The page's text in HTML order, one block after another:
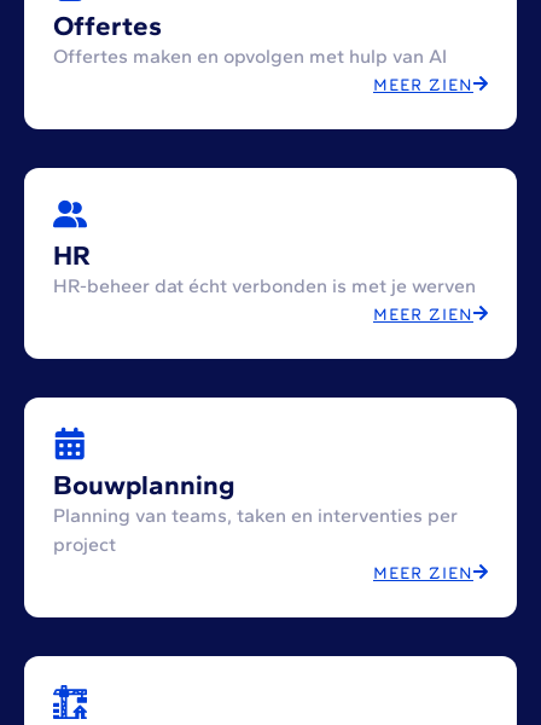
Offertes
Offertes maken en opvolgen met hulp van AI
MEER ZIEN
HR
HR-beheer dat écht verbonden is met je werven
MEER ZIEN
Bouwplanning
Planning van teams, taken en interventies per
project
MEER ZIEN